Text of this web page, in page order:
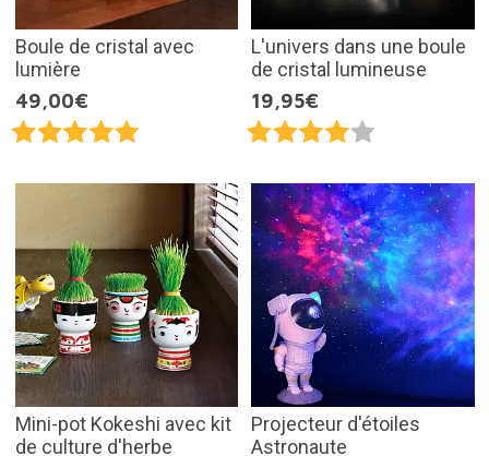
Boule de cristal avec
lumière
49,00€
L'univers dans une boule
de cristal lumineuse
19,95€
Mini-pot Kokeshi avec kit
de culture d'herbe
Projecteur d'étoiles
Astronaute